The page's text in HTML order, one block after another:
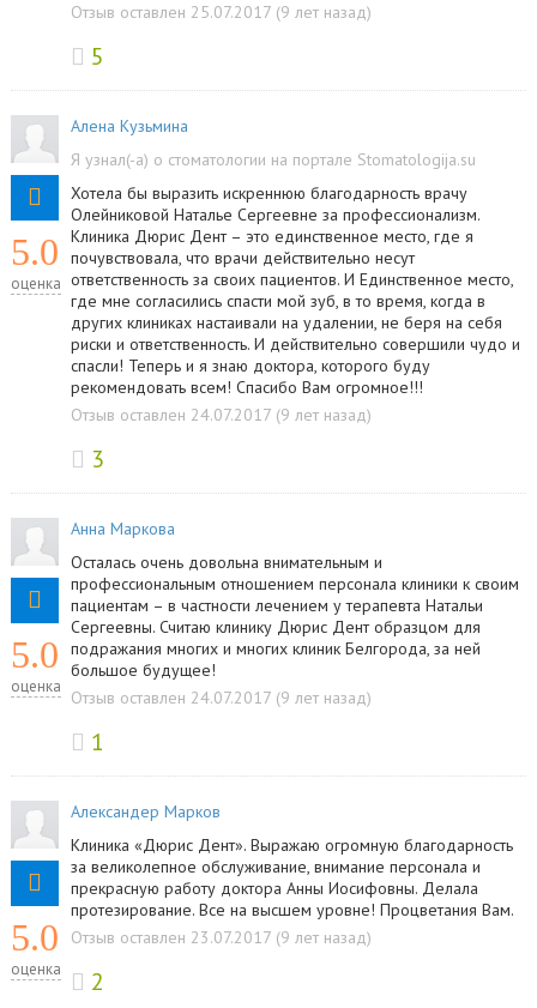
Отзыв оставлен 25.07.2017 (9 лет назад)
5
5.0
оценка
Алена Кузьмина
Я узнал(-а) о стоматологии на портале Stomatologija.su
Хотела бы выразить искреннюю благодарность врачу
Олейниковой Наталье Сергеевне за профессионализм.
Клиника Дюрис Дент – это единственное место, где я
почувствовала, что врачи действительно несут
ответственность за своих пациентов. И Единственное место,
где мне согласились спасти мой зуб, в то время, когда в
других клиниках настаивали на удалении, не беря на себя
риски и ответственность. И действительно совершили чудо и
спасли! Теперь и я знаю доктора, которого буду
рекомендовать всем! Спасибо Вам огромное!!!
Отзыв оставлен 24.07.2017 (9 лет назад)
3
5.0
оценка
Анна Маркова
Осталась очень довольна внимательным и
профессиональным отношением персонала клиники к своим
пациентам – в частности лечением у терапевта Натальи
Сергеевны. Считаю клинику Дюрис Дент образцом для
подражания многих и многих клиник Белгорода, за ней
большое будущее!
Отзыв оставлен 24.07.2017 (9 лет назад)
1
5.0
оценка
Александер Марков
Клиника «Дюрис Дент». Выражаю огромную благодарность
за великолепное обслуживание, внимание персонала и
прекрасную работу доктора Анны Иосифовны. Делала
протезирование. Все на высшем уровне! Процветания Вам.
Отзыв оставлен 23.07.2017 (9 лет назад)
2